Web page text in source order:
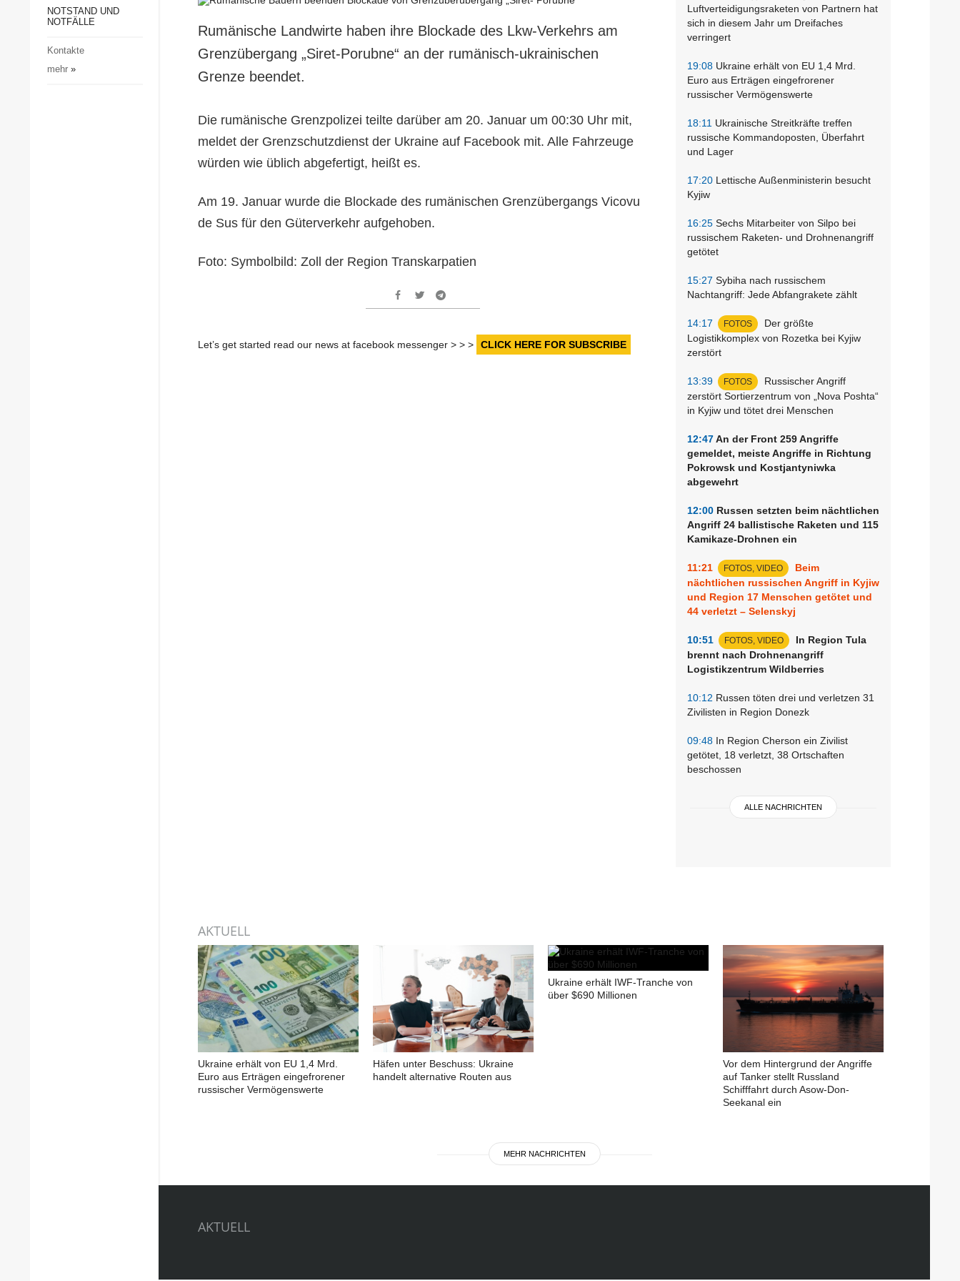
Gesellschaft und Kultur
Notstand und Notfälle
NOTSTAND UND
NOTFÄLLE
Kontakte
mehr»
Luftverteidigungsraketen von Partnern hat
sich in diesem Jahr um Dreifaches
verringert
19:08 Ukraine erhält von EU 1,4 Mrd.
Euro aus Erträgen eingefrorener
russischer Vermögenswerte
18:11 Ukrainische Streitkräfte treffen
russische Kommandoposten, Überfahrt
und Lager
17:20 Lettische Außenministerin besucht
Kyjiw
16:25 Sechs Mitarbeiter von Silpo bei
russischem Raketen- und Drohnenangriff
getötet
15:27 Sybiha nach russischem
Nachtangriff: Jede Abfangrakete zählt
14:17 FOTOS
Der größte
Logistikkomplex von Rozetka bei Kyjiw
zerstört
13:39 FOTOS
Russischer Angriff
zerstört Sortierzentrum von „Nova Poshta“
in Kyjiw und tötet drei Menschen
12:47An der Front 259 Angriffe
gemeldet, meiste Angriffe in Richtung
Pokrowsk und Kostjantyniwka
abgewehrt
12:00 Russen setzten beim nächtlichen
Angriff 24 ballistische Raketen und 115
Kamikaze-Drohnen ein
11:21 FOTOS, VIDEO
Beim
nächtlichen russischen Angriff in Kyjiw
und Region 17 Menschen getötet und
44 verletzt – Selenskyj
10:51 FOTOS, VIDEO
In Region Tula
brennt nach Drohnenangriff
Logistikzentrum Wildberries
10:12 Russen töten drei und verletzen 31
Zivilisten in Region Donezk
09:48 In Region Cherson ein Zivilist
getötet, 18 verletzt, 38 Ortschaften
beschossen
ALLE NACHRICHTEN
Rumänische Landwirte haben ihre Blockade des Lkw-Verkehrs am
Grenzübergang „Siret-Porubne“ an der rumänisch-ukrainischen
Grenze beendet.
Die rumänische Grenzpolizei teilte darüber am 20. Januar um 00:30 Uhr mit,
meldet der Grenzschutzdienst der Ukraine auf Facebook mit. Alle Fahrzeuge
würden wie üblich abgefertigt, heißt es.
Am 19. Januar wurde die Blockade des rumänischen Grenzübergangs Vicovu
de Sus für den Güterverkehr aufgehoben.
Foto: Symbolbild: Zoll der Region Transkarpatien
Let’s get started read our news at facebook messenger > > > CLICK HERE FOR SUBSCRIBE
AKTUELL
Ukraine erhält von EU 1,4 Mrd.
Euro aus Erträgen eingefrorener
russischer Vermögenswerte
Häfen unter Beschuss: Ukraine
handelt alternative Routen aus
Ukraine erhält IWF-Tranche von
über $690 Millionen
Vor dem Hintergrund der Angriffe
auf Tanker stellt Russland
Schifffahrt durch Asow-Don-
Seekanal ein
MEHR NACHRICHTEN
AKTUELL